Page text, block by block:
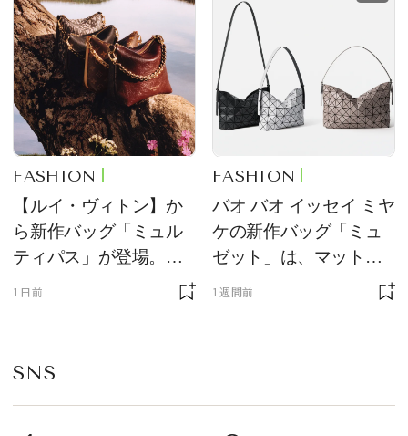
FASHION
【ルイ・ヴィトン】か
ら新作バッグ「ミュル
ティパス」が登場。ミ
ニサイズもラインナッ
1日前
FASHION
バオ バオ イッセイ ミヤ
ケの新作バッグ「ミュ
ゼット」は、マットな
1週間前
SNS